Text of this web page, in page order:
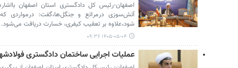
اصفهان-رئیس کل دادگستری استان اصفهان
آتش‌سوزی درمراتع و جنگل‌ها،گفت: درمواردی
شود،علاوه بر تعقیب کیفری، خسارت دریافت می‌شود.
۱۴۰۵-۰۵-۰۴ ۰۹:۳۶
عملیات اجرایی ساختمان دادگستری